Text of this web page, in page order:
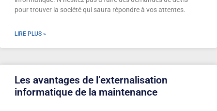
pour trouver la société qui saura répondre à vos attentes.
LIRE PLUS »
Les avantages de l’externalisation
informatique de la maintenance